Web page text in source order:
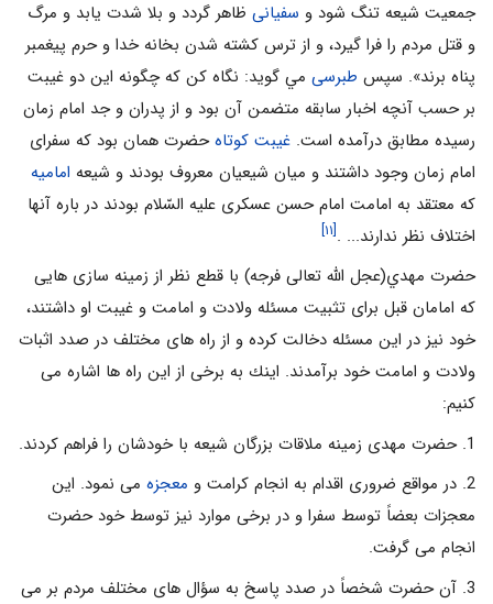
جمعيت شيعه تنگ شود و سفيانى ظاهر گردد و بلا شدت يابد و مرگ
و قتل مردم را فرا گيرد، و از ترس كشته شدن بخانه خدا و حرم پيغمبر
پناه برند». سپس طبرسى مي گويد: نگاه كن كه چگونه اين دو غيبت
بر حسب آنچه اخبار سابقه متضمن آن بود و از پدران و جد امام زمان
رسيده مطابق درآمده است. غيبت كوتاهحضرت همان بود كه سفراى
امام زمان وجود داشتند و ميان شيعيان معروف بودند و شيعه اماميه
كه معتقد به امامت امام حسن عسكرى عليه السّلام بودند در باره آنها
اختلاف نظر ندارند... .[۱۱]
حضرت مهدي(عجل الله تعالی فرجه) با قطع نظر از زمينه سازى هايى
كه امامان قبل براى تثبيت مسئله ولادت و امامت و غيبت او داشتند،
خود نيز در اين مسئله دخالت كرده و از راه هاى مختلف در صدد اثبات
ولادت و امامت خود برآمدند. اينك به برخى از اين راه ها اشاره مى
كنيم:
1. حضرت مهدی زمینه ملاقات بزرگان شيعه با خودشان را فراهم کردند.
2. در مواقع ضرورى اقدام به انجام كرامت و
معجزه مى نمود. اين
معجزات بعضاً توسط سفرا و در برخى موارد نيز توسط خود حضرت
انجام مى گرفت.
3. آن حضرت شخصاً در صدد پاسخ به سؤال هاى مختلف مردم بر مى